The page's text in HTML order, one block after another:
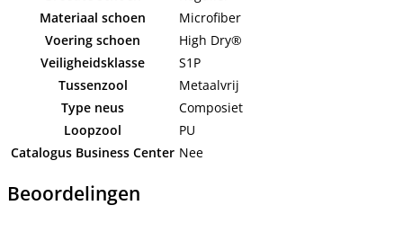
Materiaal schoen
Microfiber
Voering schoen
High Dry®
Veiligheidsklasse
S1P
Tussenzool
Metaalvrij
Type neus
Composiet
Loopzool
PU
Catalogus Business Center Nee
Beoordelingen